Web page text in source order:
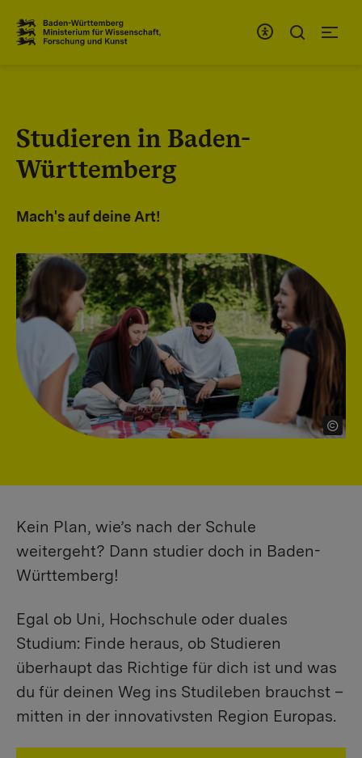
Studieren in Baden-
Württemberg
Mach's auf deine Art!
Kein Plan, wie’s nach der Schule
weitergeht? Dann studier doch in Baden-
Württemberg!
Egal ob Uni, Hochschule oder duales
Studium: Finde heraus, ob Studieren
überhaupt das Richtige für dich ist und was
du für deinen Weg ins Studileben brauchst –
mitten in der innovativsten Region Europas.